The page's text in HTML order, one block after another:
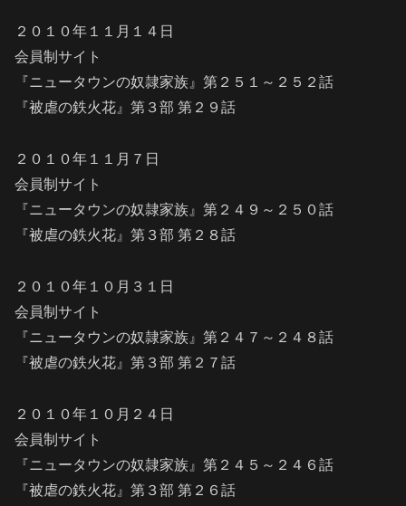
２０１０年１１月１４日
会員制サイト
『ニュータウンの奴隷家族』第２５１～２５２話
『被虐の鉄火花』第３部 第２９話
２０１０年１１月７日
会員制サイト
『ニュータウンの奴隷家族』第２４９～２５０話
『被虐の鉄火花』第３部 第２８話
２０１０年１０月３１日
会員制サイト
『ニュータウンの奴隷家族』第２４７～２４８話
『被虐の鉄火花』第３部 第２７話
２０１０年１０月２４日
会員制サイト
『ニュータウンの奴隷家族』第２４５～２４６話
『被虐の鉄火花』第３部 第２６話